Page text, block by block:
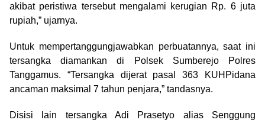
akibat peristiwa tersebut mengalami kerugian Rp. 6 juta
rupiah,” ujarnya.
Untuk mempertanggungjawabkan perbuatannya, saat ini
tersangka diamankan di Polsek Sumberejo Polres
Tanggamus. “Tersangka dijerat pasal 363 KUHPidana
ancaman maksimal 7 tahun penjara,” tandasnya.
Disisi lain tersangka Adi Prasetyo alias Senggung